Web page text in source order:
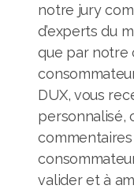
notre jury
d’experts du
que par notre
DUX, vous
personnalisé,
commentaires
valider et à